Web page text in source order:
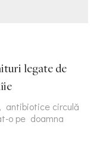
legate de
antibiotice circulă
o pe doamna